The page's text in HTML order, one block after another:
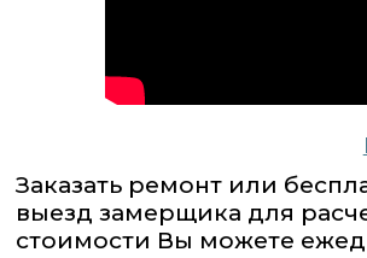
Заказать ремонт или
выезд замерщика для
стоимости Вы можете